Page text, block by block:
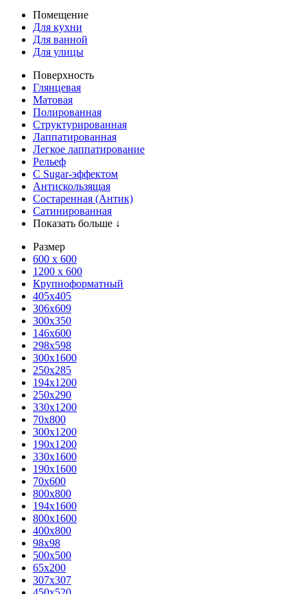
Помещение
Для кухни
Для ванной
Для улицы
Поверхность
Глянцевая
Матовая
Полированная
Структурированная
Лаппатированная
Легкое лаппатирование
Рельеф
С Sugar-эффектом
Антискользящая
Состаренная (Антик)
Сатинированная
Показать больше ↓
Размер
600 х 600
1200 х 600
Крупноформатный
405x405
306x609
300x350
146x600
298x598
300x1600
250x285
194x1200
250x290
330x1200
70x800
300x1200
190x1200
330x1600
190x1600
70x600
800x800
194x1600
800x1600
400х800
98x98
500x500
65x200
307x307